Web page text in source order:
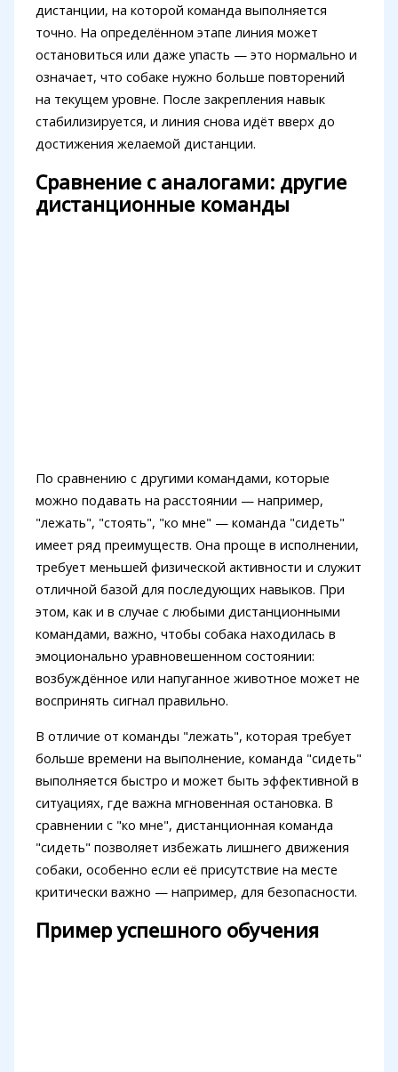
дистанции, на которой команда выполняется
точно. На определённом этапе линия может
остановиться или даже упасть — это нормально и
означает, что собаке нужно больше повторений
на текущем уровне. После закрепления навык
стабилизируется, и линия снова идёт вверх до
достижения желаемой дистанции.
Сравнение с аналогами: другие
дистанционные команды
По сравнению с другими командами, которые
можно подавать на расстоянии — например,
"лежать", "стоять", "ко мне" — команда "сидеть"
имеет ряд преимуществ. Она проще в исполнении,
требует меньшей физической активности и служит
отличной базой для последующих навыков. При
этом, как и в случае с любыми дистанционными
командами, важно, чтобы собака находилась в
эмоционально уравновешенном состоянии:
возбуждённое или напуганное животное может не
воспринять сигнал правильно.
В отличие от команды "лежать", которая требует
больше времени на выполнение, команда "сидеть"
выполняется быстро и может быть эффективной в
ситуациях, где важна мгновенная остановка. В
сравнении с "ко мне", дистанционная команда
"сидеть" позволяет избежать лишнего движения
собаки, особенно если её присутствие на месте
критически важно — например, для безопасности.
Пример успешного обучения